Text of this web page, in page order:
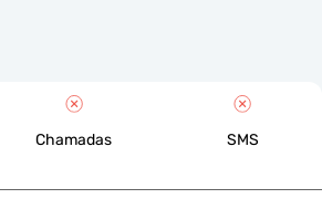
Chamadas SMS